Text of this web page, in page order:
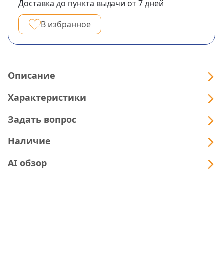
Доставка до пункта выдачи от 7дней
В избранное
Описание
Характеристики
Задать вопрос
Наличие
AI обзор